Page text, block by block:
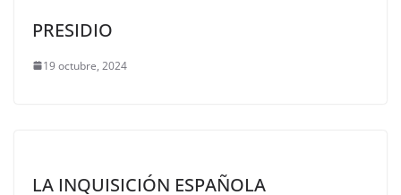
PRESIDIO
19 octubre, 2024
LA INQUISICIÓN ESPAÑOLA